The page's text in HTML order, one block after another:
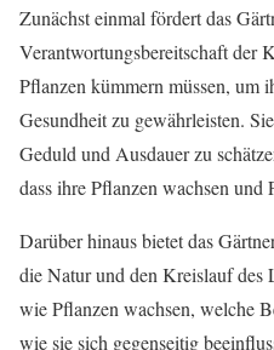
Zunächst einmal fördert das
Verantwortungsbereitschaft der
Pflanzen kümmern müssen, um
Gesundheit zu gewährleisten.
Geduld und Ausdauer zu
dass ihre Pflanzen wachsen und
Darüber hinaus bietet das
die Natur und den Kreislauf des
wie Pflanzen wachsen, welche
wie sie sich gegenseitig